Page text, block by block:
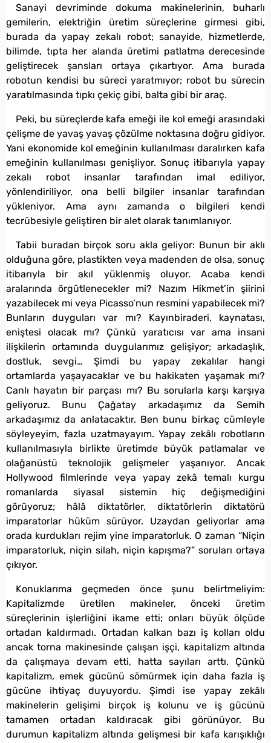
Sanayi devriminde dokuma makinelerinin, buharlı
gemilerin, elektriğin üretim süreçlerine girmesi gibi,
burada da yapay zekalı robot; sanayide, hizmetlerde,
bilimde, tıpta her alanda üretimi patlatma derecesinde
geliştirecek şansları ortaya çıkartıyor. Ama burada
robotun kendisi bu süreci yaratmıyor; robot bu sürecin
yaratılmasında tıpkı çekiç gibi, balta gibi bir araç.
Peki, bu süreçlerde kafa emeği ile kol emeği arasındaki
çelişme de yavaş yavaş çözülme noktasına doğru gidiyor.
Yani ekonomide kol emeğinin kullanılması daralırken kafa
emeğinin kullanılması genişliyor. Sonuç itibarıyla yapay
zekalı robot insanlar tarafından imal ediliyor,
yönlendiriliyor, ona belli bilgiler insanlar tarafından
yükleniyor. Ama aynı zamanda o bilgileri kendi
tecrübesiyle geliştiren bir alet olarak tanımlanıyor.
Tabii buradan birçok soru akla geliyor: Bunun bir aklı
olduğuna göre, plastikten veya madenden de olsa, sonuç
itibarıyla bir akıl yüklenmiş oluyor. Acaba kendi
aralarında örgütlenecekler mi? Nazım Hikmet’in şiirini
yazabilecek mi veya Picasso’nun resmini yapabilecek mi?
Bunların duyguları var mı? Kayınbiraderi, kaynatası,
eniştesi olacak mı? Çünkü yaratıcısı var ama insani
ilişkilerin ortamında duygularımız gelişiyor; arkadaşlık,
dostluk, sevgi… Şimdi bu yapay zekalılar hangi
ortamlarda yaşayacaklar ve bu hakikaten yaşamak mı?
Canlı hayatın bir parçası mı? Bu sorularla karşı karşıya
geliyoruz. Bunu Çağatay arkadaşımız da Semih
arkadaşımız da anlatacaktır. Ben bunu birkaç cümleyle
söyleyeyim, fazla uzatmayayım. Yapay zekâlı robotların
kullanılmasıyla birlikte üretimde büyük patlamalar ve
olağanüstü teknolojik gelişmeler yaşanıyor. Ancak
Hollywood filmlerinde veya yapay zekâ temalı kurgu
romanlarda siyasal sistemin hiç değişmediğini
görüyoruz; hâlâ diktatörler, diktatörlerin diktatörü
imparatorlar hüküm sürüyor. Uzaydan geliyorlar ama
orada kurdukları rejim yine imparatorluk. O zaman “Niçin
imparatorluk, niçin silah, niçin kapışma?” soruları ortaya
çıkıyor.
Konuklarıma geçmeden önce şunu belirtmeliyim:
Kapitalizmde üretilen makineler, önceki üretim
süreçlerinin işlerliğini ikame etti; onları büyük ölçüde
ortadan kaldırmadı. Ortadan kalkan bazı iş kolları oldu
ancak torna makinesinde çalışan işçi, kapitalizm altında
da çalışmaya devam etti, hatta sayıları arttı. Çünkü
kapitalizm, emek gücünü sömürmek için daha fazla iş
gücüne ihtiyaç duyuyordu. Şimdi ise yapay zekâlı
makinelerin gelişimi birçok iş kolunu ve iş gücünü
tamamen ortadan kaldıracak gibi görünüyor. Bu
durumun kapitalizm altında gelişmesi bir kafa karışıklığı